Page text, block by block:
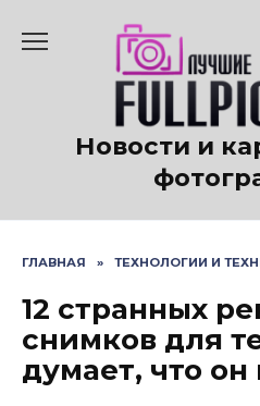
содержанию
Новости и
ГЛАВНАЯ » ТЕХНОЛОГИИ И
12 странных
снимков для
думает, что он